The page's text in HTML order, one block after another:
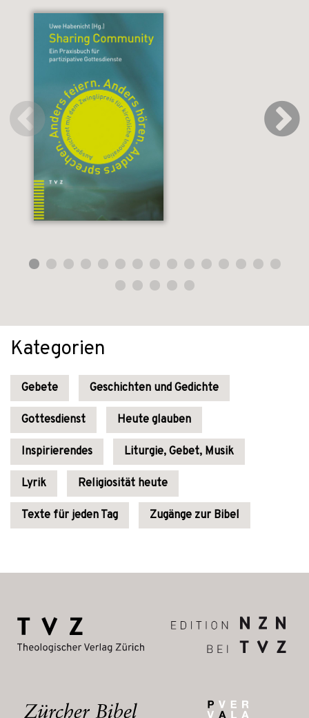
Kategorien
Gebete Geschichten und Gedichte
Gottesdienst Heute glauben
Inspirierendes Liturgie, Gebet, Musik
Lyrik Religiosität heute
Texte für jeden Tag Zugänge zur Bibel